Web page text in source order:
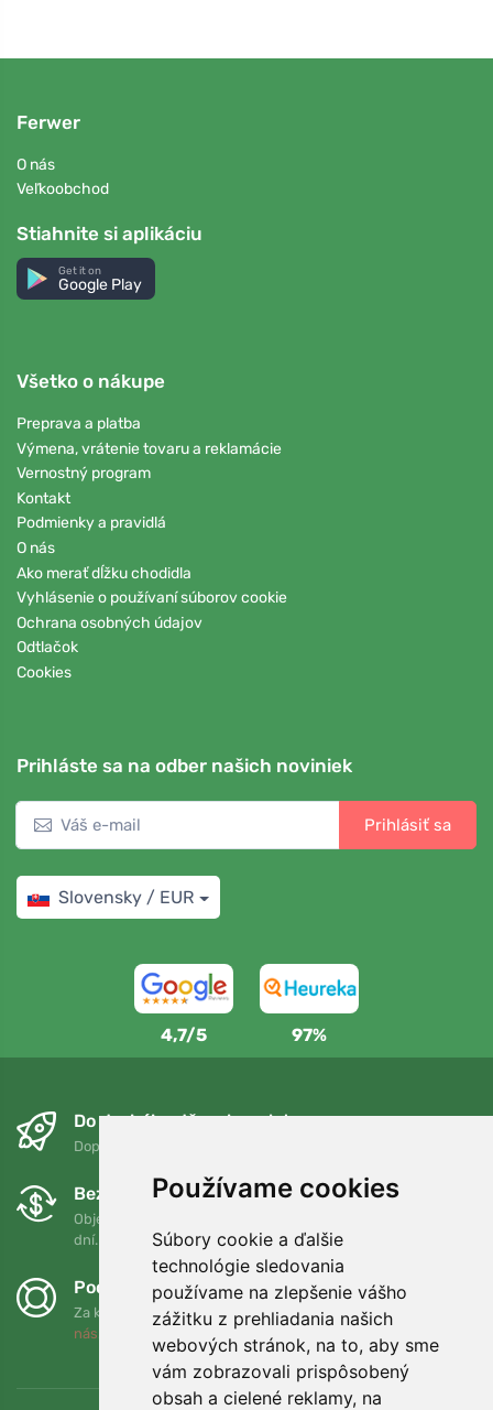
Používame cookies
Súbory cookie a ďalšie
technológie sledovania
používame na zlepšenie vášho
zážitku z prehliadania našich
webových stránok, na to, aby sme
vám zobrazovali prispôsobený
obsah a cielené reklamy, na
Ferwer
O nás
Veľkoobchod
Stiahnite si aplikáciu
Get it on
Google Play
Všetko o nákupe
Preprava a platba
Výmena, vrátenie tovaru a reklamácie
Vernostný program
Kontakt
Podmienky a pravidlá
O nás
Ako merať dĺžku chodidla
Vyhlásenie o používaní súborov cookie
Ochrana osobných údajov
Odtlačok
Cookies
Prihláste sa na odber našich noviniek
Prihlásiť sa
Slovensky / EUR
4,7/5 97%
Do druhého dňa a bezplatne
Doprava zadarmo pri objednávkach nad 75 EUR
Bezplatná výmena a vrátenie tovaru
Objednávku môžete kedykoľvek vrátiť alebo vymeniť do 90
dní.
Podporujeme Trees.org
Za každú objednávku zasadíme strom! Prečítajte si viac
nás